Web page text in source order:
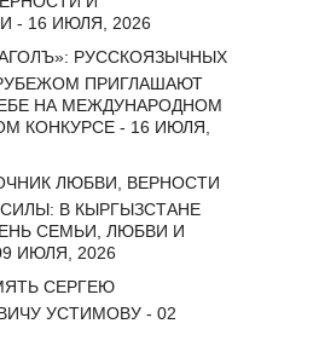
- 16 ИЮЛЯ, 2026
РУССКОЯЗЫЧНЫХ
ПРИГЛАШАЮТ
НА МЕЖДУНАРОДНОМ
КОНКУРСЕ - 16 ИЮЛЯ,
ЛЮБВИ, ВЕРНОСТИ
В КЫРГЫЗСТАНЕ
СЕМЬИ, ЛЮБВИ И
ИЮЛЯ, 2026
СЕРГЕЮ
УСТИМОВУ - 02